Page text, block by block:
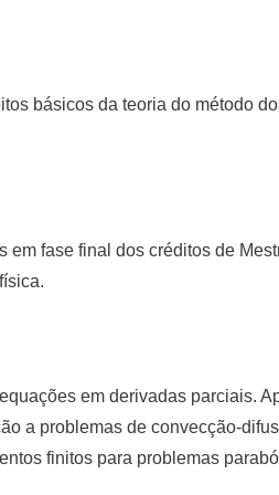
básicos da teoria do método
em fase final dos créditos de
em derivadas parciais.
a problemas de convecção-
finitos para problemas